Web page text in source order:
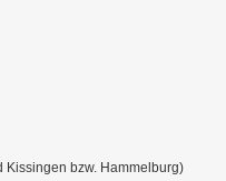
Kissingen bzw. Hammelburg)